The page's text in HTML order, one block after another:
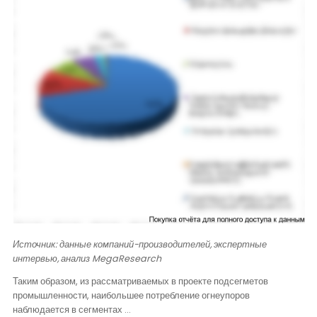
Источник: данные компаний-производителей, экспертные
интервью, анализ MegaResearch
Таким образом, из рассматриваемых в проекте подсегметов
промышленности, наибольшее потребление огнеупоров
наблюдается в сегментах …